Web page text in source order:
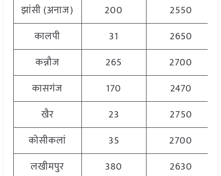
झांसी (अनाज)
200
2550
कालपी
31
2650
कन्नौज
265
2700
कासगंज
170
2470
खैर
23
2750
कोसीकलां
35
2700
लखीमपुर
380
2630